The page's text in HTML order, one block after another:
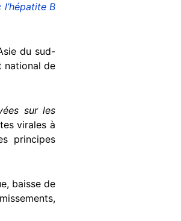
B
du sud-
national de
sur les
virales à
principes
baisse de